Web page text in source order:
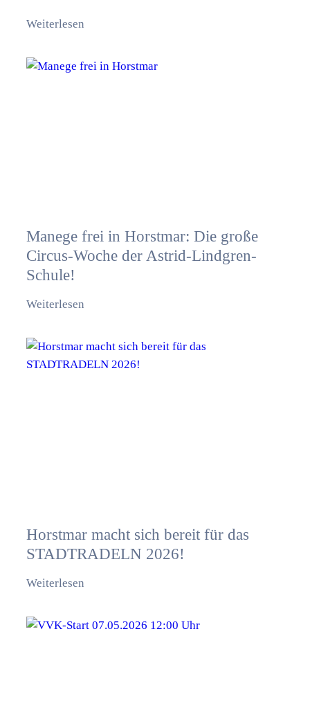
Weiterlesen
Manege frei in Horstmar: Die große
Circus-Woche der Astrid-Lindgren-
Schule!
Weiterlesen
Horstmar macht sich bereit für das
STADTRADELN 2026!
Weiterlesen